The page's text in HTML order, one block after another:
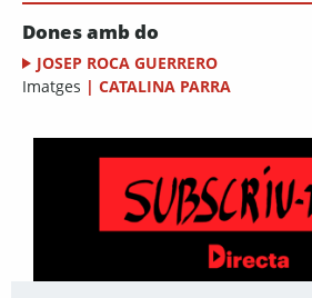
Dones amb do
JOSEP ROCA GUERRERO
Imatges | CATALINA PARRA